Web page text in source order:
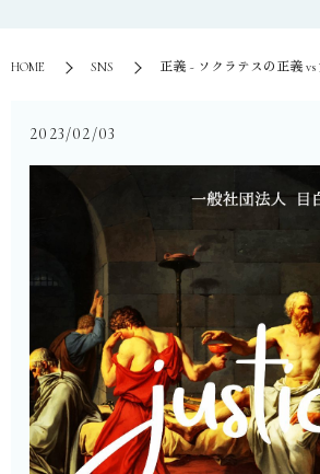
HOME SNS 正義 ~ ソクラテスの正義 vs
2023/02/03